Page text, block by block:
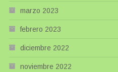
marzo 2023
febrero 2023
diciembre 2022
noviembre 2022